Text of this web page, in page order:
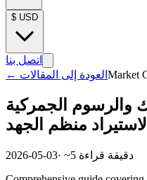
$ USD
اتصل بنا
← العودة إلى المقالات Market
والرسوم الجمركية
لاستيراد منظم الجهد
2026-05-03· ~5 دقيقة قراءة